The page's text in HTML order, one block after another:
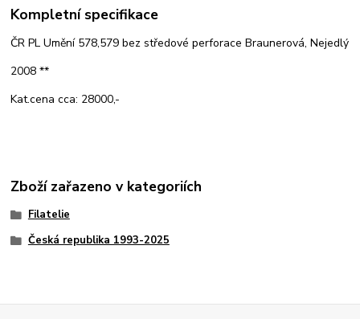
Kompletní specifikace
ČR PL Umění 578,579 bez středové perforace Braunerová, Nejedlý
2008 **
Kat.cena cca: 28000,-
Zboží zařazeno v kategoriích
Filatelie
Česká republika 1993-2025